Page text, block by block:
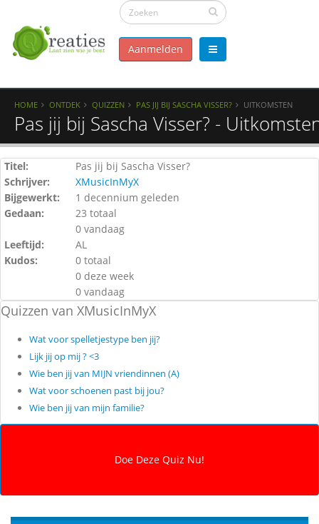
Aanmelden
HOME ONTDEK QUIZZEN PAS JIJ BIJ SASCHA VISSER? UITKOMSTEN
Pas jij bij Sascha Visser? -
Titel:
Pas jij bij Sascha Visser?
Schrijver:
XMusicInMyX
Bijgewerkt:
1 decennium geleden
Gedaan:
23 totaal
0 vandaag
Leeftijd:
AL
Kudos:
0 totaal
0 deze week
0 vandaag
Quizzen van XMusicInMyX
Wat voor spelletjestype ben jij?
Lijk jij op mij ? <3
Wie ben jij van MIJN vriendinnen (A)
Wat voor schoenen past bij jou?
Wie ben jij van mijn familie?